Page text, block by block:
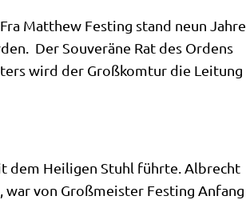
Matthew Fest­ing stand neun Jah­re
Der Sou­ve­rä­ne Rat des Ordens
wird der Groß­kom­tur die Lei­tung
dem Hei­li­gen Stuhl führ­te. Albrecht
war von Groß­mei­ster Fest­ing Anfang